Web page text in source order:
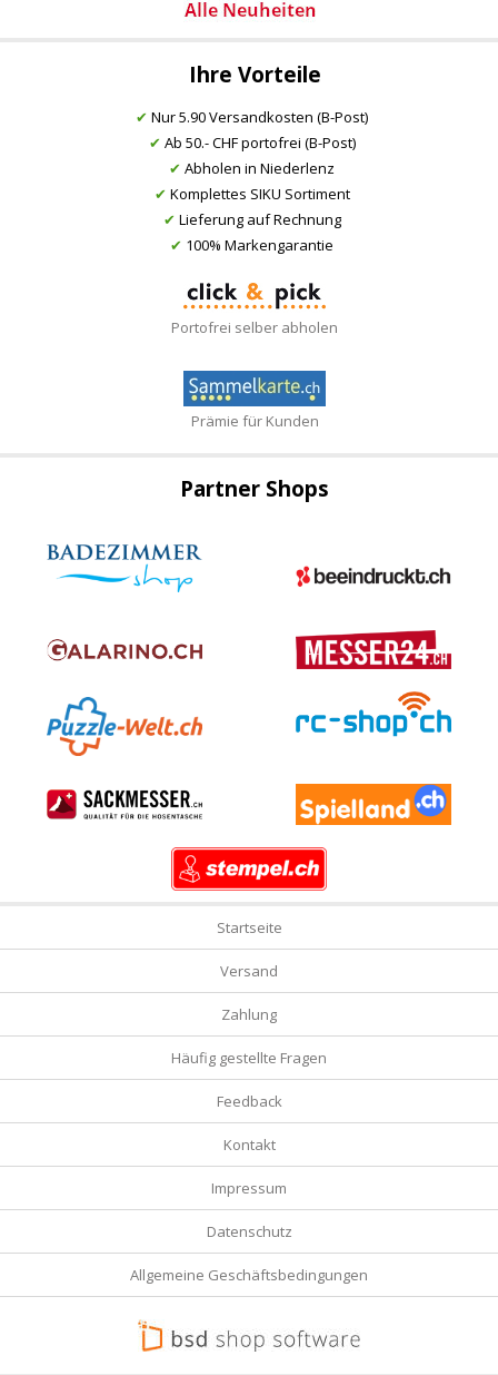
Ihre Vorteile
✔ Nur 5.90 Versandkosten (B-Post)
✔ Ab 50.- CHF portofrei (B-Post)
✔ Abholen in Niederlenz
✔ Komplettes SIKU Sortiment
✔ Lieferung auf Rechnung
✔ 100% Markengarantie
Portofrei selber abholen
Prämie für Kunden
Partner Shops
Startseite
Versand
Zahlung
Häufig gestellte Fragen
Feedback
Kontakt
Impressum
Datenschutz
Allgemeine Geschäftsbedingungen